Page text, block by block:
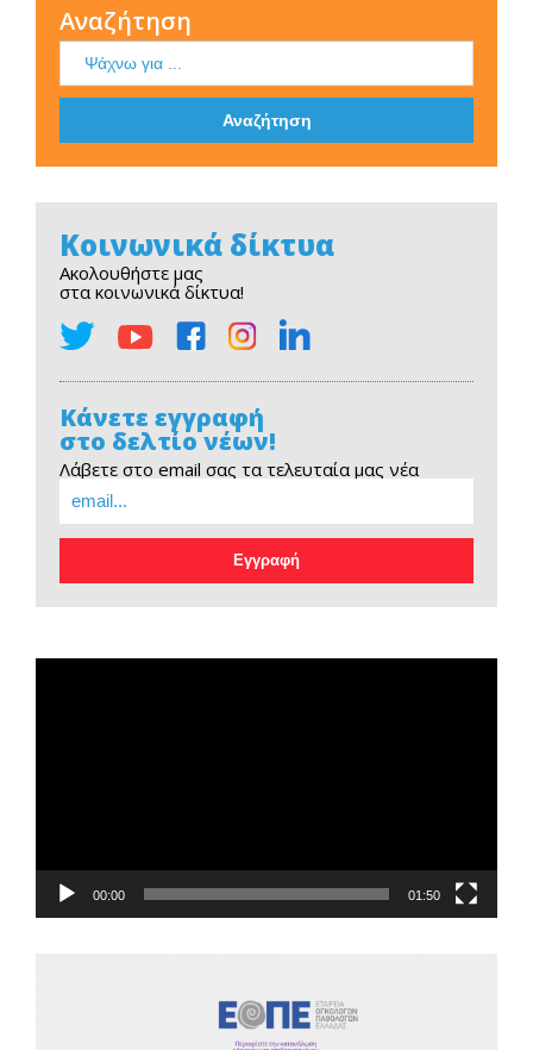
Αναζήτηση
Κοινωνικά δίκτυα
Ακολουθήστε μας
στα κοινωνικά δίκτυα!
Κάνετε εγγραφή
στο δελτίο νέων!
Λάβετε στο email σας τα τελευταία μας νέα
00:00 01:50